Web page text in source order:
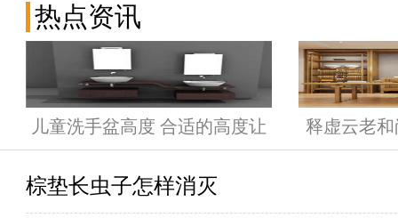
热点资讯
儿童洗手盆高度 合适的高度让
孩子爱上洗手
释虚云老
棕垫长虫子怎样消灭